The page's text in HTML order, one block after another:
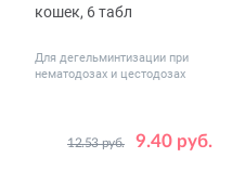
кошек, 6 табл
Для дегельминтизации при
нематодозах и цестодозах
9.40 руб.
12.53 руб.